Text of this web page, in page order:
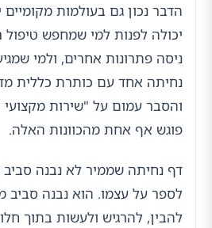
הדבר נכון גם בעולמות
יכולה לפנות למי שמחפש
ניסה פתרונות אחרים, ולמי
נחיתה אחד עם כותרת כללית
והסבר עמום על "שירות
פוגש אף אחת מהכוונות האלה.
דף נחיתה שממיר לא נבנה
לספר על עצמו. הוא נבנה
להבין, להרגיש ולעשות בתוך